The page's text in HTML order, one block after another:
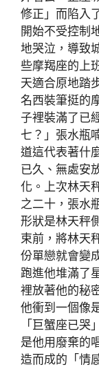
修正」而陷入
開始不受控制
地哭泣，導致
些摩羯座的上
天適合原地踏
名西裝筆挺的
子裡裝滿了已
七？」張水瓶
道這代表著什
已久、無處安
化。上次林天
之二十，張水
形狀是林天秤
束前，將林天
份單戀就會變
跑進他堆滿了
裡放著他的秘
他衝到一個像
「巨蟹座已
是他用廢棄的
造而成的「情